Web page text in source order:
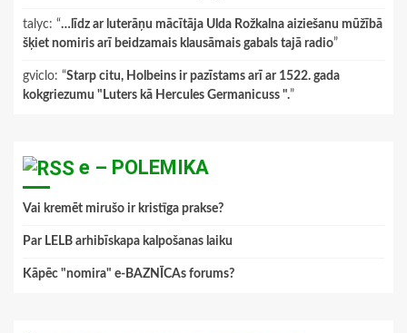
talyc: “…līdz ar luterāņu mācītāja Ulda Rožkalna aiziešanu mūžībā
šķiet nomiris arī beidzamais klausāmais gabals tajā radio”
gviclo: “Starp citu, Holbeins ir pazīstams arī ar 1522. gada
kokgriezumu "Luters kā Hercules Germanicuss ".”
e – POLEMIKA
Vai kremēt mirušo ir kristīga prakse?
Par LELB arhibīskapa kalpošanas laiku
Kāpēc "nomira" e-BAZNĪCAs forums?